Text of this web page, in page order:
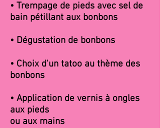
• Trempage de pieds avec sel de
bain pétillant aux bonbons
• Dégustation de bonbons
• Choix d'un tatoo au thème des
bonbons
• Application de vernis à ongles
aux pieds
ou aux mains